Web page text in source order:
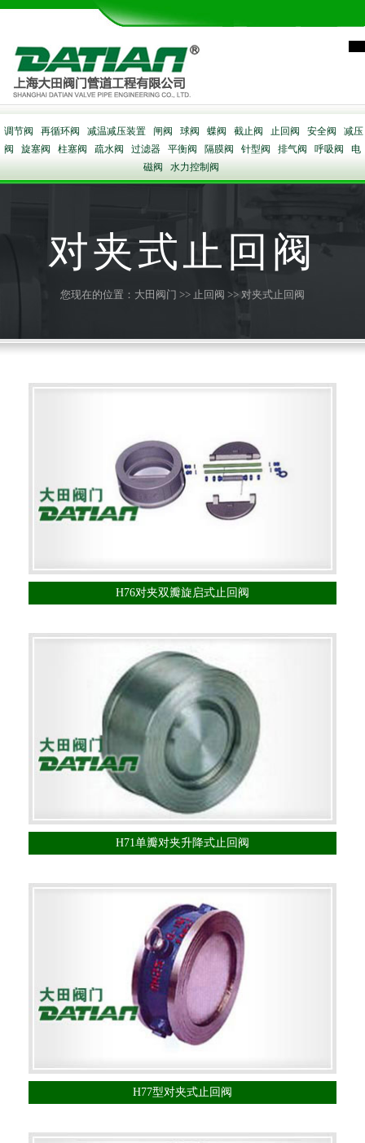
调节阀 再循环阀 减温减压装置 闸阀 球阀 蝶阀 截止阀 止回阀 安全阀
减压
阀
旋塞阀 柱塞阀 疏水阀 过滤器 平衡阀 隔膜阀 针型阀 排气阀 呼吸阀
电
磁阀
水力控制阀
对夹式止回阀
您现在的位置： 大田阀门 >> 止回阀 >> 对夹式止回阀
H76对夹双瓣旋启式止回阀
H71单瓣对夹升降式止回阀
H77型对夹式止回阀